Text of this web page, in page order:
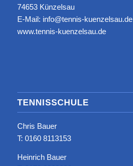
74653 Künzelsau
E-Mail: info@tennis-kuenzelsau.de
www.tennis-kuenzelsau.de
TENNISSCHULE
Chris Bauer
T: ‭0160 8113153‬
Heinrich Bauer